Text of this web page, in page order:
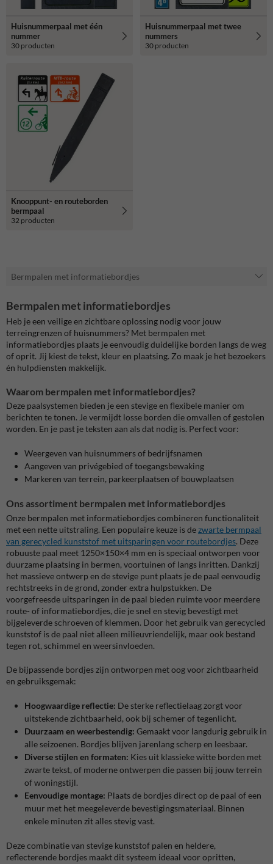
Huisnummerpaal met één
nummer
30 producten
Huisnummerpaal met twee
nummers
30 producten
Knooppunt- en routeborden
bermpaal
32 producten
Bermpalen met informatiebordjes
Bermpalen met informatiebordjes
Heb je een veilige en zichtbare oplossing nodig voor jouw
terreingrenzen of huisnummers? Met bermpalen met
informatiebordjes plaats je eenvoudig duidelijke borden langs de weg
of oprit. Jij kiest de tekst, kleur en plaatsing. Zo maak je het bezoekers
én hulpdiensten makkelijk.
Waarom bermpalen met informatiebordjes?
Deze paalsystemen bieden je een stevige en flexibele manier om
berichten te tonen. Je vermijdt losse borden die omvallen of gestolen
worden. En je past je teksten aan als dat nodig is. Perfect voor:
Weergeven van huisnummers of bedrijfsnamen
Aangeven van privégebied of toegangsbewaking
Markeren van terrein, parkeerplaatsen of bouwplaatsen
Ons assortiment bermpalen met informatiebordjes
Onze bermpalen met informatiebordjes combineren functionaliteit
met een nette uitstraling. Een populaire keuze is dezwarte bermpaal
van gerecycled kunststof met uitsparingen voor routebordjes. Deze
robuuste paal meet 1250×150×4 mm en is speciaal ontworpen voor
duurzame plaatsing in bermen, voortuinen of langs inritten. Dankzij
het massieve ontwerp en de stevige punt plaats je de paal eenvoudig
rechtstreeks in de grond, zonder extra hulpstukken. De
voorgefreesde uitsparingen in de paal bieden ruimte voor meerdere
route- of informatiebordjes, die je snel en stevig bevestigt met
bijgeleverde schroeven of klemmen. Door het gebruik van gerecycled
kunststof is de paal niet alleen milieuvriendelijk, maar ook bestand
tegen rot, schimmel en weersinvloeden.
De bijpassende bordjes zijn ontworpen met oog voor zichtbaarheid
en gebruiksgemak:
Hoogwaardige reflectie: De sterke reflectielaag zorgt voor
uitstekende zichtbaarheid, ook bij schemer of tegenlicht.
Duurzaam en weerbestendig: Gemaakt voor langdurig gebruik in
alle seizoenen. Bordjes blijven jarenlang scherp en leesbaar.
Diverse stijlen en formaten: Kies uit klassieke witte borden met
zwarte tekst, of moderne ontwerpen die passen bij jouw terrein
of woningstijl.
Eenvoudige montage: Plaats de bordjes direct op de paal of een
muur met het meegeleverde bevestigingsmateriaal. Binnen
enkele minuten zit alles stevig vast.
Deze combinatie van stevige kunststof palen en heldere,
reflecterende bordjes maakt dit systeem ideaal voor opritten,